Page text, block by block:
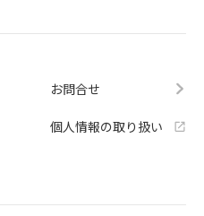
お問合せ
個人情報の取り扱い